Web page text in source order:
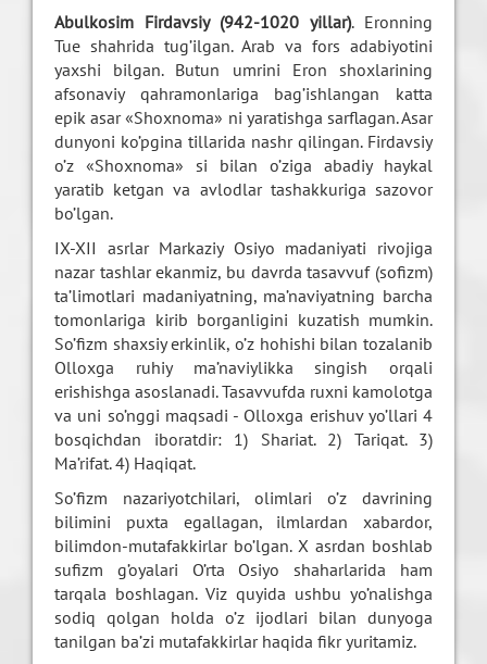
Abulkosim Firdavsiy (942-1020 yillar). Eronning
Tue shahrida tug’ilgan. Arab va fors adabiyotini
yaxshi bilgan. Butun umrini Eron shoxlarining
afsonaviy qahramonlariga bag’ishlangan katta
epik asar «Shoxnoma» ni yaratishga sarflagan. Asar
dunyoni ko’pgina tillarida nashr qilingan. Firdavsiy
o’z «Shoxnoma» si bilan o’ziga abadiy haykal
yaratib ketgan va avlodlar tashakkuriga sazovor
bo’lgan.
IX-XII asrlar Markaziy Osiyo madaniyati rivojiga
nazar tashlar ekanmiz, bu davrda tasavvuf (sofizm)
ta’limotlari madaniyatning, ma’naviyatning barcha
tomonlariga kirib borganligini kuzatish mumkin.
So’fizm shaxsiy erkinlik, o’z hohishi bilan tozalanib
Olloxga ruhiy ma’naviylikka singish orqali
erishishga asoslanadi. Tasavvufda ruxni kamolotga
va uni so’nggi maqsadi - Olloxga erishuv yo’llari 4
bosqichdan iboratdir: 1) Shariat. 2) Tariqat. 3)
Ma’rifat. 4) Haqiqat.
So’fizm nazariyotchilari, olimlari o’z davrining
bilimini puxta egallagan, ilmlardan xabardor,
bilimdon-mutafakkirlar bo’lgan. X asrdan boshlab
sufizm g’oyalari O’rta Osiyo shaharlarida ham
tarqala boshlagan. Viz quyida ushbu yo’nalishga
sodiq qolgan holda o’z ijodlari bilan dunyoga
tanilgan ba’zi mutafakkirlar haqida fikr yuritamiz.